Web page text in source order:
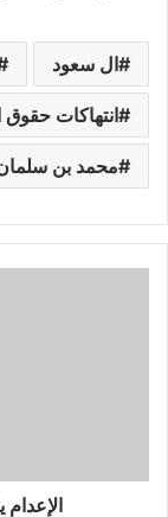
ال سعود
انتهاكات حقوق
محمد بن